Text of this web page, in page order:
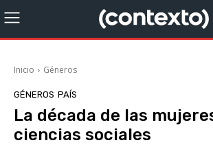
Inicio Géneros
GÉNEROS PAÍS
La década de las
ciencias sociales